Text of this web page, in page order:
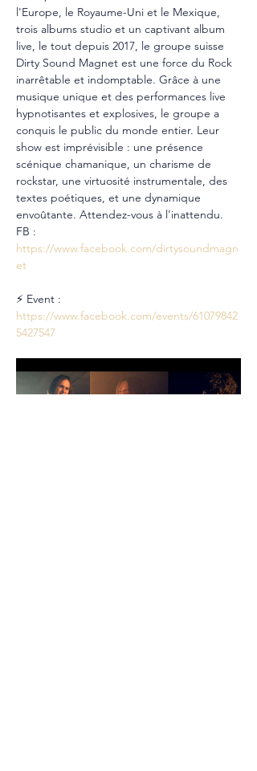
l'Europe, le Royaume-Uni et le Mexique,
trois albums studio et un captivant album
live, le tout depuis 2017, le groupe suisse
Dirty Sound Magnet est une force du Rock
inarrêtable et indomptable. Grâce à une
musique unique et des performances live
hypnotisantes et explosives, le groupe a
conquis le public du monde entier. Leur
show est imprévisible : une présence
scénique chamanique, un charisme de
rockstar, une virtuosité instrumentale, des
textes poétiques, et une dynamique
envoûtante. Attendez-vous à l'inattendu.
FB :
https://www.facebook.com/dirtysoundmagn
et
⚡ Event :
https://www.facebook.com/events/61079842
5427547